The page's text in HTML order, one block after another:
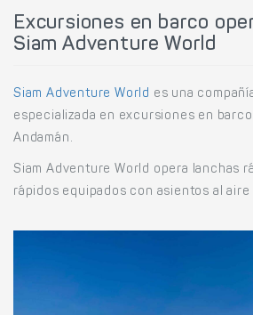
Excursiones en barco
Siam Adventure World
Siam Adventure World es una
especializada en excursiones en
Andamán.
Siam Adventure World opera lanchas
rápidos equipados con asientos al aire